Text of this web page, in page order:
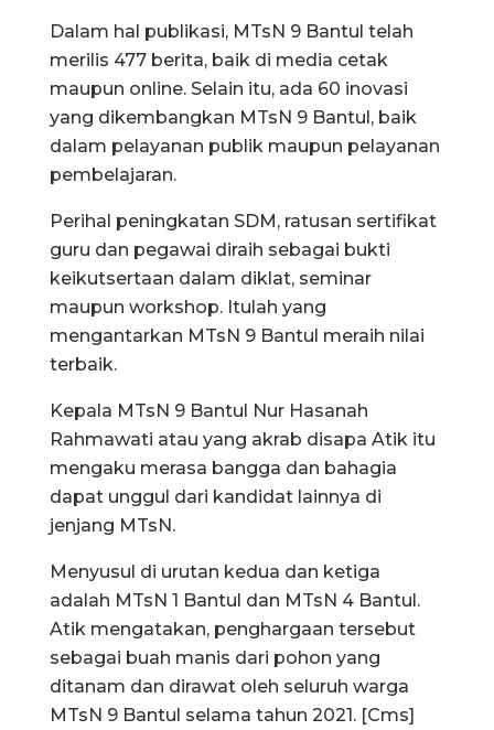
Dalam hal publikasi, MTsN 9 Bantul telah
merilis 477 berita, baik di media cetak
maupun online. Selain itu, ada 60 inovasi
yang dikembangkan MTsN 9 Bantul, baik
dalam pelayanan publik maupun pelayanan
pembelajaran.
Perihal peningkatan SDM, ratusan sertifikat
guru dan pegawai diraih sebagai bukti
keikutsertaan dalam diklat, seminar
maupun workshop. Itulah yang
mengantarkan MTsN 9 Bantul meraih nilai
terbaik.
Kepala MTsN 9 Bantul Nur Hasanah
Rahmawati atau yang akrab disapa Atik itu
mengaku merasa bangga dan bahagia
dapat unggul dari kandidat lainnya di
jenjang MTsN.
Menyusul di urutan kedua dan ketiga
adalah MTsN 1 Bantul dan MTsN 4 Bantul.
Atik mengatakan, penghargaan tersebut
sebagai buah manis dari pohon yang
ditanam dan dirawat oleh seluruh warga
MTsN 9 Bantul selama tahun 2021. [Cms]